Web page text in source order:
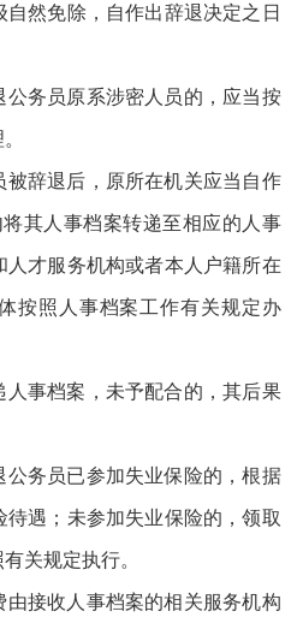
然免除，自作出辞退决定之日
员原系涉密人员的，应当按
退后，原所在机关应当自作
其人事档案转递至相应的人事
才服务机构或者本人户籍所在
按照人事档案工作有关规定办
事档案，未予配合的，其后果
员已参加失业保险的，根据
遇；未参加失业保险的，领取
关规定执行。
收人事档案的相关服务机构